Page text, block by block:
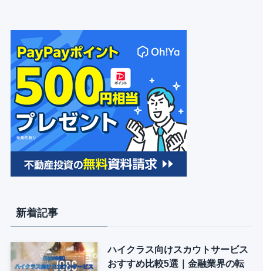
新着記事
ハイクラス向けスカウトサービス
おすすめ比較5選｜金融業界の転